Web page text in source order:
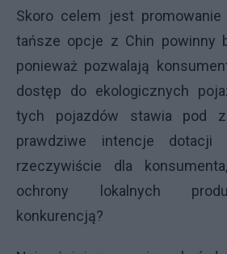
Skoro celem jest promowanie
tańsze opcje z Chin powinny
ponieważ pozwalają
dostęp do ekologicznych
tych pojazdów stawia pod
prawdziwe intencje
rzeczywiście dla
ochrony lokalnych
konkurencją?